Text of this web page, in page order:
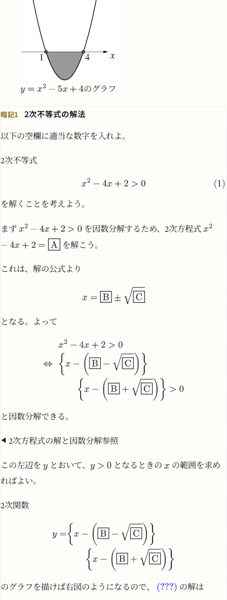
のグラフ
暗記1 2次不等式の解法
以下の空欄に適当な数字を入れよ。
2次不等式
を解くことを考えよう。
まず
を因数分解するため、2次方程式
を解こう。
これは、解の公式より
となる。よって
と因数分解できる。
2次方程式の解と因数分解参照
この左辺を とおいて、 となるときの
の範囲を求め
ればよい。
2次関数
のグラフを描けば右図のようになるので、 の解は